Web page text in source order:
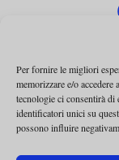
Per fornire le migliori
memorizzare e/o
tecnologie ci consentirà
identificatori unici su
possono influire